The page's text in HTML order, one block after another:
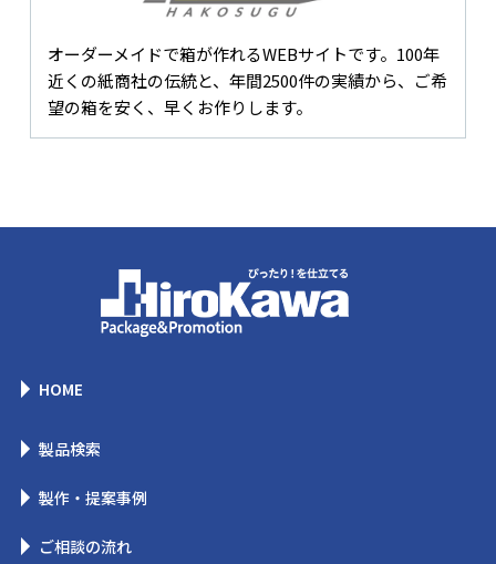
オーダーメイドで箱が作れるWEBサイトです。100年
近くの紙商社の伝統と、年間2500件の実績から、ご希
望の箱を安く、早くお作りします。
HOME
製品検索
製作・提案事例
ご相談の流れ